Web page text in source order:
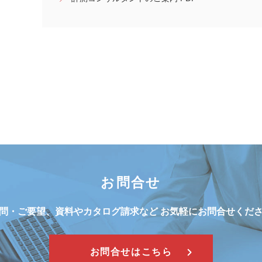
お問合せ
・ご要望、資料やカタログ請求などお気軽にお問合せくだ
お問合せはこちら